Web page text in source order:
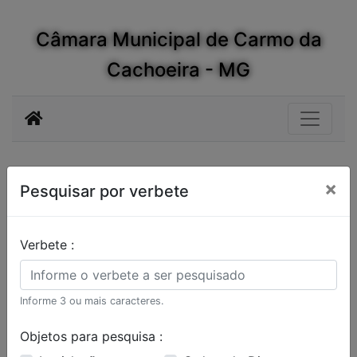
Câmara Municipal de Carmo da
Cachoeira - MG
Pesquisar por verbete ×
Verbete :
Informe 3 ou mais caracteres.
Objetos para pesquisa :